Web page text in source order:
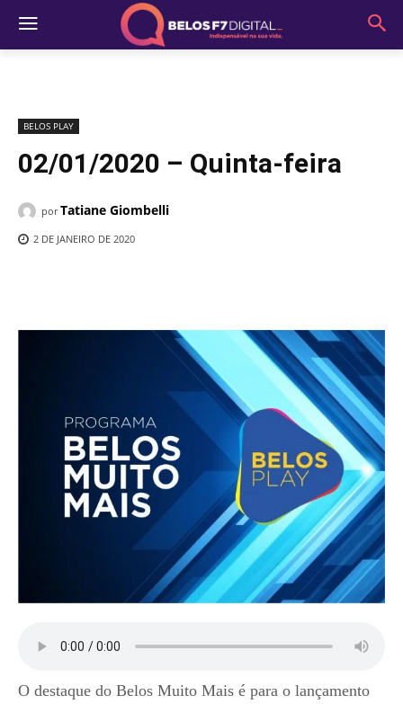
BELOS PLAY
02/01/2020 – Quinta-feira
por Tatiane Giombelli
2 DE JANEIRO DE 2020
O destaque do Belos Muito Mais é para o lançamento